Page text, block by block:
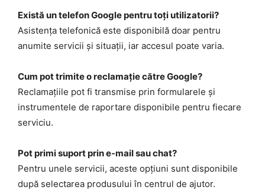
Există un telefon Google pentru toți utilizatorii?
Asistența telefonică este disponibilă doar pentru
anumite servicii și situații, iar accesul poate varia.
Cum pot trimite o reclamație către Google?
Reclamațiile pot fi transmise prin formularele și
instrumentele de raportare disponibile pentru fiecare
serviciu.
Pot primi suport prin e-mail sau chat?
Pentru unele servicii, aceste opțiuni sunt disponibile
după selectarea produsului în centrul de ajutor.